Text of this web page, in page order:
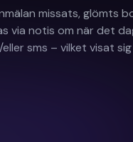
missats, glömts
via notis om när det
sms – vilket visat